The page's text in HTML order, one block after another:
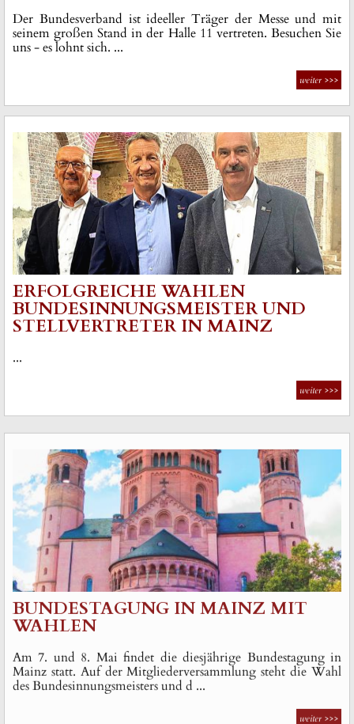
Der Bundesverband ist ideeller Träger der Messe und mit
seinem großen Stand in der Halle 11 vertreten. Besuchen Sie
uns - es lohnt sich. ...
weiter>>>
ERFOLGREICHE WAHLEN
BUNDESINNUNGSMEISTER UND
STELLVERTRETER IN MAINZ
...
weiter >>>
BUNDESTAGUNG IN MAINZ MIT
WAHLEN
Am 7. und 8. Mai findet die diesjährige Bundestagung in
Mainz statt. Auf der Mitgliederversammlung steht die Wahl
des Bundesinnungsmeisters und d ...
weiter>>>